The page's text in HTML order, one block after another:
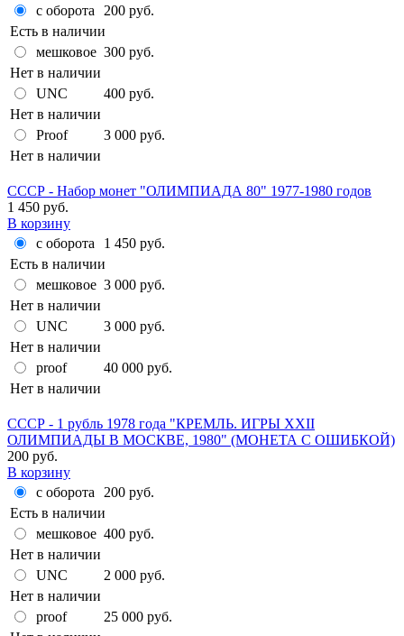
с оборота
200 руб.
Есть в наличии
мешковое 300 руб.
Нет в наличии
UNC
400 руб.
Нет в наличии
Proof
3 000 руб.
Нет в наличии
СССР - Набор монет "ОЛИМПИАДА 80" 1977-1980 годов
1 450 руб.
В корзину
с оборота
1 450 руб.
Есть в наличии
мешковое 3 000 руб.
Нет в наличии
UNC
3 000 руб.
Нет в наличии
proof
40 000 руб.
Нет в наличии
СССР - 1 рубль 1978 года "КРЕМЛЬ. ИГРЫ XXII
ОЛИМПИАДЫ В МОСКВЕ, 1980" (МОНЕТА С ОШИБКОЙ)
200 руб.
В корзину
с оборота
200 руб.
Есть в наличии
мешковое 400 руб.
Нет в наличии
UNC
2 000 руб.
Нет в наличии
proof
25 000 руб.